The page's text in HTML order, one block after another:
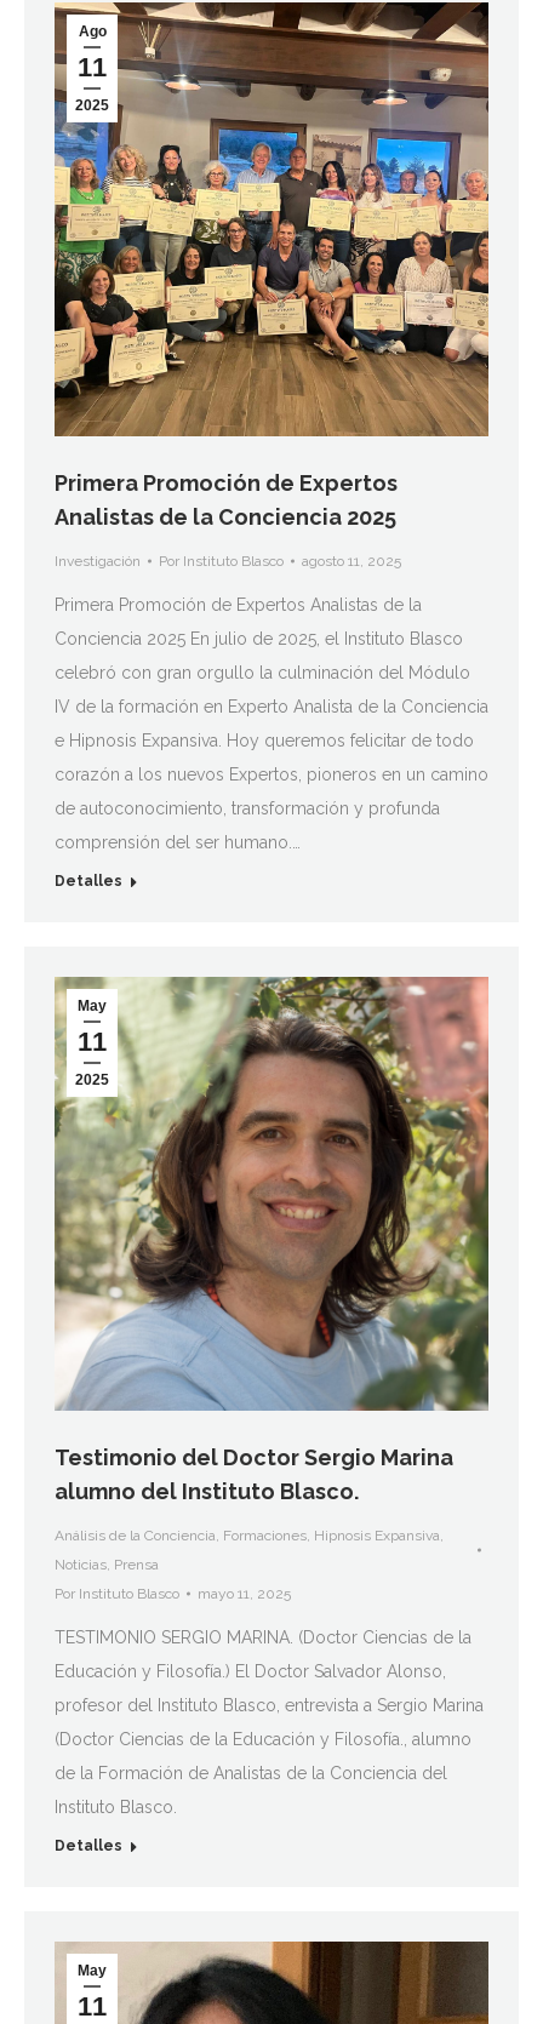
Ago
11
2025
Primera Promoción de Expertos
Analistas de la Conciencia 2025
Investigación Por Instituto Blasco agosto 11, 2025
Primera Promoción de Expertos Analistas de la
Conciencia 2025 En julio de 2025, el Instituto Blasco
celebró con gran orgullo la culminación del Módulo
IV de la formación en Experto Analista de la Conciencia
e Hipnosis Expansiva. Hoy queremos felicitar de todo
corazón a los nuevos Expertos, pioneros en un camino
de autoconocimiento, transformación y profunda
comprensión del ser humano.…
Detalles
May
11
2025
Testimonio del Doctor Sergio Marina
alumno del Instituto Blasco.
Análisis de la Conciencia, Formaciones, Hipnosis Expansiva,
Noticias, Prensa
Por Instituto Blasco mayo 11, 2025
TESTIMONIO SERGIO MARINA. (Doctor Ciencias de la
Educación y Filosofía.) El Doctor Salvador Alonso,
profesor del Instituto Blasco, entrevista a Sergio Marina
(Doctor Ciencias de la Educación y Filosofía., alumno
de la Formación de Analistas de la Conciencia del
Instituto Blasco.
Detalles
May
11